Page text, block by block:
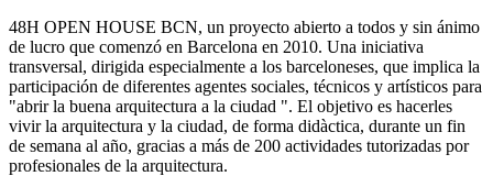
48H OPEN HOUSE BCN, un proyecto abierto a todos y sin ánimo
de lucro que comenzó en Barcelona en 2010. Una iniciativa
transversal, dirigida especialmente a los barceloneses, que implica la
participación de diferentes agentes sociales, técnicos y artísticos para
"abrir la buena arquitectura a la ciudad ". El objetivo es hacerles
vivir la arquitectura y la ciudad, de forma didàctica, durante un fin
de semana al año, gracias a más de 200 actividades tutorizadas por
profesionales de la arquitectura.